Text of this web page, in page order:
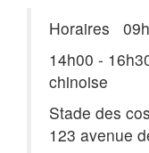
Horaires
14h00 -
chinoise
Stade des
123 avenue